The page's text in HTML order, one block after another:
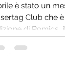
è stato un
Club che
di Romics, il